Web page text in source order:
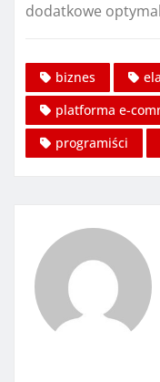
dodatkowe
biznes
platforma e-
programiści